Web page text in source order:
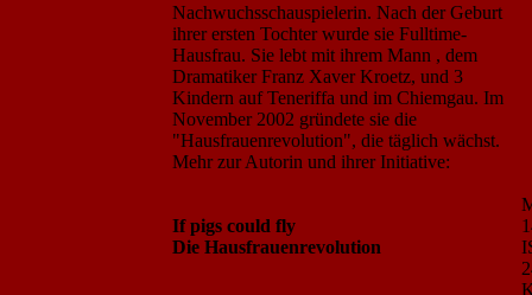
Nachwuchsschauspielerin. Nach der Geburt
ihrer ersten Tochter wurde sie Fulltime-
Hausfrau. Sie lebt mit ihrem Mann , dem
Dramatiker Franz Xaver Kroetz, und 3
Kindern auf Teneriffa und im Chiemgau. Im
November 2002 gründete sie die
"Hausfrauenrevolution", die täglich wächst.
Mehr zur Autorin und ihrer Initiative:
If pigs could fly
Die Hausfrauenrevolution